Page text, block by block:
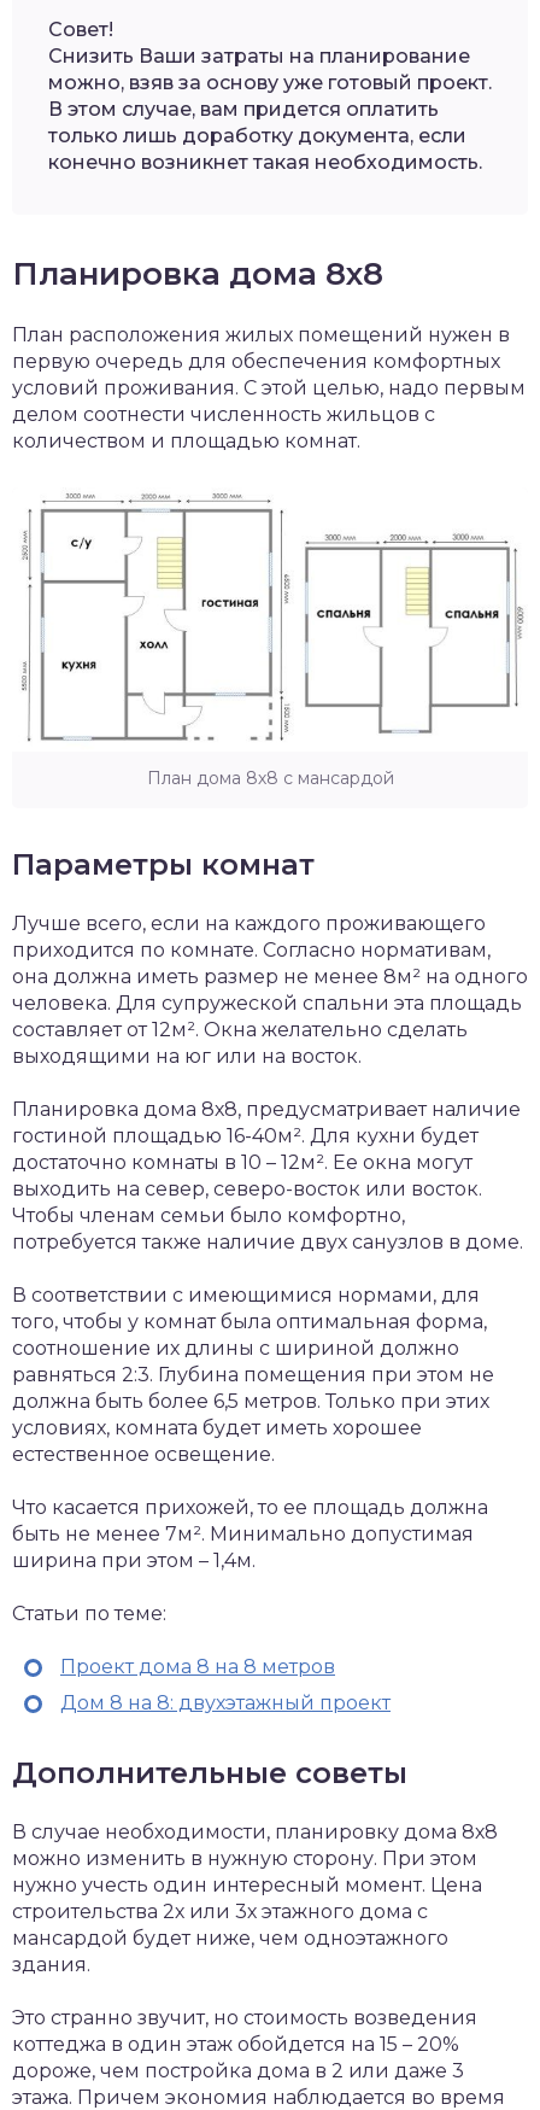
Совет!
Снизить Ваши затраты на планирование
можно, взяв за основу уже готовый проект.
В этом случае, вам придется оплатить
только лишь доработку документа, если
конечно возникнет такая необходимость.
Планировка дома 8х8
План расположения жилых помещений нужен в
первую очередь для обеспечения комфортных
условий проживания. С этой целью, надо первым
делом соотнести численность жильцов с
количеством и площадью комнат.
План дома 8х8 с мансардой
Параметры комнат
Лучше всего, если на каждого проживающего
приходится по комнате. Согласно нормативам,
она должна иметь размер не менее 8м² на одного
человека. Для супружеской спальни эта площадь
составляет от 12м². Окна желательно сделать
выходящими на юг или на восток.
Планировка дома 8х8, предусматривает наличие
гостиной площадью 16-40м². Для кухни будет
достаточно комнаты в 10 – 12м². Ее окна могут
выходить на север, северо-восток или восток.
Чтобы членам семьи было комфортно,
потребуется также наличие двух санузлов в доме.
В соответствии с имеющимися нормами, для
того, чтобы у комнат была оптимальная форма,
соотношение их длины с шириной должно
равняться 2:3. Глубина помещения при этом не
должна быть более 6,5 метров. Только при этих
условиях, комната будет иметь хорошее
естественное освещение.
Что касается прихожей, то ее площадь должна
быть не менее 7м². Минимально допустимая
ширина при этом – 1,4м.
Статьи по теме:
Проект дома 8 на 8 метров
Дом 8 на 8: двухэтажный проект
Дополнительные советы
В случае необходимости, планировку дома 8х8
можно изменить в нужную сторону. При этом
нужно учесть один интересный момент. Цена
строительства 2х или 3х этажного дома с
мансардой будет ниже, чем одноэтажного
здания.
Это странно звучит, но стоимость возведения
коттеджа в один этаж обойдется на 15 – 20%
дороже, чем постройка дома в 2 или даже 3
этажа. Причем экономия наблюдается во время